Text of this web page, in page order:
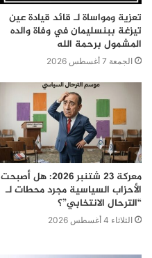
تعزية ومواساة لـ قائد قيادة عين
تيزغة ببنسليمان في وفاة والده
المشمول برحمة الله
الجمعة 7 أغسطس 2026
معركة 23 شتنبر 2026: هل أصبحت
الأحزاب السياسية مجرد محطات لـ
“الترحال الانتخابي”؟
الثلاثاء 4 أغسطس 2026